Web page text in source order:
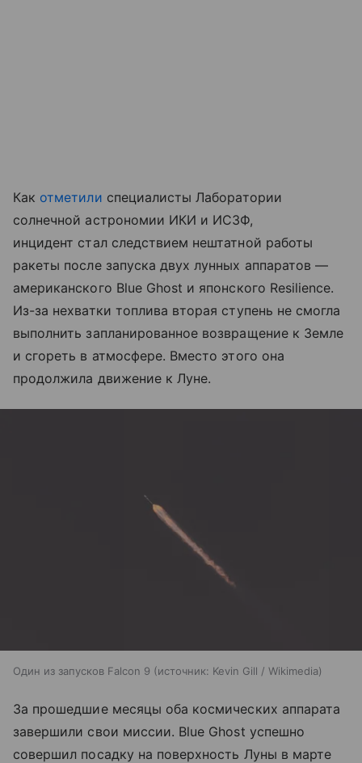
Как отметили специалисты Лаборатории
солнечной астрономии ИКИ и ИСЗФ,
инцидент стал следствием нештатной работы
ракеты после запуска двух лунных аппаратов —
американского Blue Ghost и японского Resilience.
Из-за нехватки топлива вторая ступень не смогла
выполнить запланированное возвращение к Земле
и сгореть в атмосфере. Вместо этого она
продолжила движение к Луне.
Один из запусков Falcon 9 источник: Kevin Gill / Wikimedia
За прошедшие месяцы оба космических аппарата
завершили свои миссии. Blue Ghost успешно
совершил посадку на поверхность Луны в марте